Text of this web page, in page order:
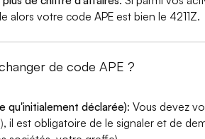
votre code APE est bien le 4211Z.
de code APE ?
qu'initialement déclarée): Vous devez
, il est obligatoire de le signaler et de